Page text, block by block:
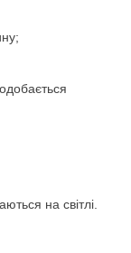
на світлі.